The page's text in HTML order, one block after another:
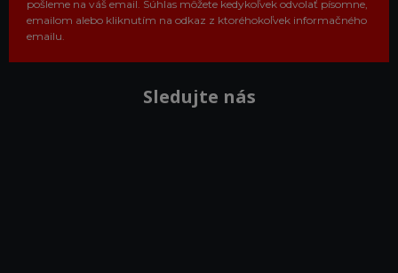
pošleme na váš email. Súhlas môžete kedykoľvek odvolať písomne,
emailom alebo kliknutím na odkaz z ktoréhokoľvek informačného
emailu.
Sledujte nás